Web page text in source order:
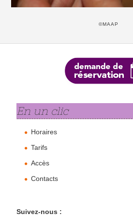
©MAAP
En un clic
Horaires
Tarifs
Accès
Contacts
Suivez-nous :